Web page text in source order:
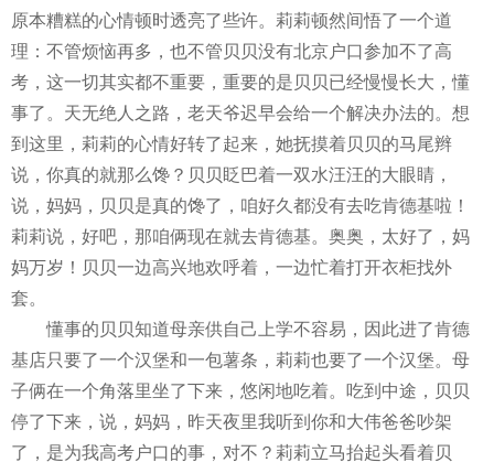
原本糟糕的心情顿时透亮了些许。莉莉顿然间悟了一个道
理：不管烦恼再多，也不管贝贝没有北京户口参加不了高
考，这一切其实都不重要，重要的是贝贝已经慢慢长大，懂
事了。天无绝人之路，老天爷迟早会给一个解决办法的。想
到这里，莉莉的心情好转了起来，她抚摸着贝贝的马尾辫
说，你真的就那么馋？贝贝眨巴着一双水汪汪的大眼睛，
说，妈妈，贝贝是真的馋了，咱好久都没有去吃肯德基啦！
莉莉说，好吧，那咱俩现在就去肯德基。奥奥，太好了，妈
妈万岁！贝贝一边高兴地欢呼着，一边忙着打开衣柜找外
套。
懂事的贝贝知道母亲供自己上学不容易，因此进了肯德
基店只要了一个汉堡和一包薯条，莉莉也要了一个汉堡。母
子俩在一个角落里坐了下来，悠闲地吃着。吃到中途，贝贝
停了下来，说，妈妈，昨天夜里我听到你和大伟爸爸吵架
了，是为我高考户口的事，对不？莉莉立马抬起头看着贝